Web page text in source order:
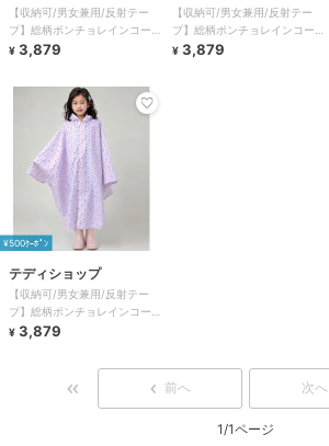
【収納可/男女兼用/反射テー
プ】総柄ポンチョレインコート
+収納袋 2点セット キッズ
¥ 3,879
【収納可/男女兼用/反射テー
プ】総柄ポンチョレインコート
+収納袋 2点セット キッズ
¥ 3,879
¥500ｸｰﾎﾟﾝ
テディショップ
【収納可/男女兼用/反射テー
プ】総柄ポンチョレインコート
+収納袋 2点セット キッズ
¥ 3,879
前へ 次へ
1/1ページ